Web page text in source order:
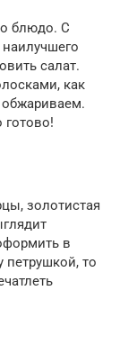
блюдо. С
салат.
как
золотистая
в
петрушкой, то